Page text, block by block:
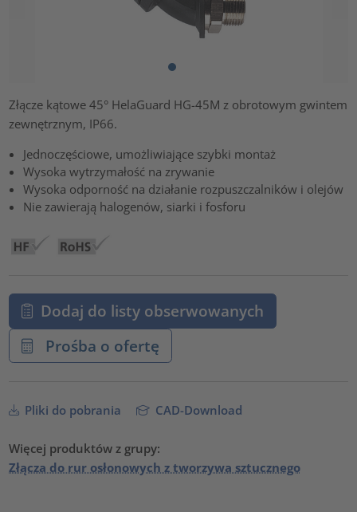
Złącze kątowe 45° HelaGuard HG-45M z obrotowym gwintem
zewnętrznym, IP66.
Jednoczęściowe, umożliwiające szybki montaż
Wysoka wytrzymałość na zrywanie
Wysoka odporność na działanie rozpuszczalników i olejów
Nie zawierają halogenów, siarki i fosforu
Dodaj do listy obserwowanych
Prośba o ofertę
Pliki do pobrania CAD-Download
Więcej produktów z grupy:
Złącza do rur osłonowych z tworzywa sztucznego